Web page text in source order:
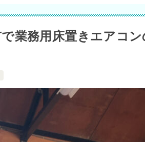
業務用床置きエアコ